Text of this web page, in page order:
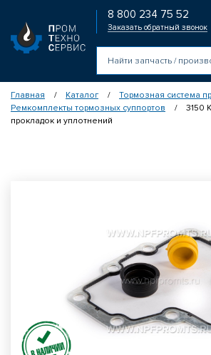
8 800 234 75 52
Заказать обратный звонок
Главная / Каталог / Тормозная система
Ремкомплекты тормозных суппортов
/
3150
прокладок и уплотнений